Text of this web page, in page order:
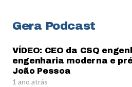
Gera Podcast
VÍDEO: CEO da CSQ
engenharia moderna e
João Pessoa
1 ano atrás